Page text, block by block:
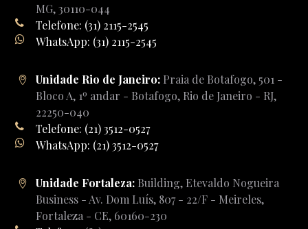
MG, 30110-044
Telefone: (31) 2115-2545
WhatsApp: (31) 2115-2545
Unidade Rio de Janeiro: Praia de Botafogo, 501 -
Bloco A, 1º andar - Botafogo, Rio de Janeiro - RJ,
22250-040
Telefone: (21) 3512-0527
WhatsApp: (21) 3512-0527
Unidade Fortaleza: Building, Etevaldo Nogueira
Business - Av. Dom Luís, 807 - 22/F - Meireles,
Fortaleza - CE, 60160-230